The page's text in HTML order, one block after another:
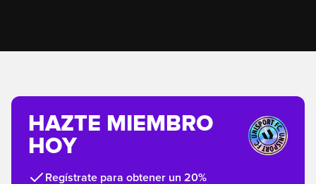
HAZTE MIEMBRO
HOY
Regístrate para obtener un 20%